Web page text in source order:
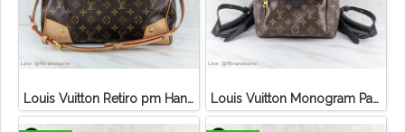
Louis Vuitton Retiro pm Handbag Canvas Monogram Louis Vuitton Monogram Palm Springs PM Backpack